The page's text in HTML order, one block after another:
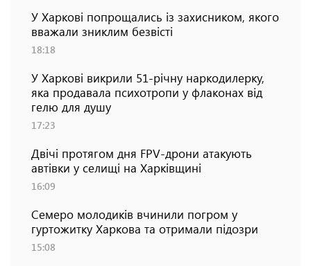
У Харкові попрощались із захисником, якого
вважали зниклим безвісті
18:18
У Харкові викрили 51-річну наркодилерку,
яка продавала психотропи у флаконах від
гелю для душу
17:23
Двічі протягом дня FPV-дрони атакують
автівки у селищі на Харківщині
16:09
Семеро молодиків вчинили погром у
гуртожитку Харкова та отримали підозри
15:08